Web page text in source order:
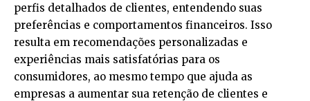
perfis detalhados de clientes, entendendo suas
preferências e comportamentos financeiros. Isso
resulta em recomendações personalizadas e
experiências mais satisfatórias para os
consumidores, ao mesmo tempo que ajuda as
empresas a aumentar sua retenção de clientes e